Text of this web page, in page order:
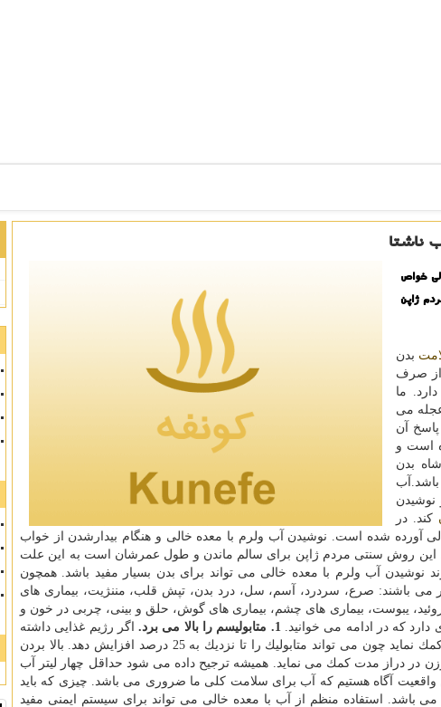
ناشتا
خواص
ژاپن
بدن
صرف
ما
می
پاسخ آن
شده است و
بدن
كند. در
آب شرب با معده خالی آورده شده است. نوشیدن آب ولرم با معده خالی و هنگام بیدارشدن از خواب
این روش سنتی مردم ژاپن برای سالم ماندن و طول عمرشان است به این علت
نوشیدن آب ولرم با معده خالی می تواند برای بدن بسیار مفید باشد. همچون
می باشند: صرع، سردرد، آسم، سل، درد بدن، تپش قلب، مننژیت، بیماری های
یبوست، بیماری های چشم، بیماری های گوش، حلق و بینی، چربی در خون و
دارد كه در ادامه می خوانید.1. متابولیسم را بالا می برد.
اگر رژیم غذایی داشته
باشید، نوشیدن آب با معده خالی می تواند به رژیم غذایی شما كمك نماید چون می تواند متابولیك را تا نزدیك به 25 درصد افزایش دهد. بالا بردن
در دراز مدت كمك می نماید. همیشه ترجیح داده می شود حداقل چهار لیتر آب
واقعیت آگاه هستیم كه آب برای سلامت كلی ما ضروری می باشد. چیزی كه باید
باشد. استفاده منظم از آب با معده خالی می تواند برای سیستم ایمنی مفید